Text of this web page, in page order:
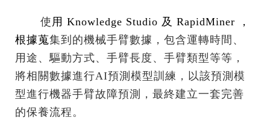
使 用 Knowledge Studio 及 RapidMiner ，
根據蒐集到的機械手臂數據，包含運轉時間、
用途、驅動方式、手臂長度、手臂類型等等，
將相關數據進行AI預測模型訓練，以該預測模
型進行機器手臂故障預測，最終建立一套完善
的保養流程。